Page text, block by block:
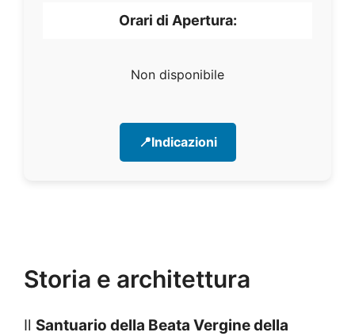
Orari di Apertura:
Non disponibile
📍Indicazioni
Storia e architettura
Il Santuario della Beata Vergine della